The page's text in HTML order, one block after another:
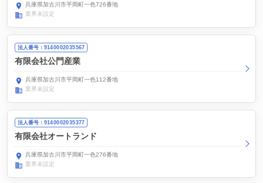
兵庫県加古川市平岡町一色726番地
業界未設定
法人番号：9140002035567
有限会社公門産業
兵庫県加古川市平岡町一色112番地
業界未設定
法人番号：9140002035377
有限会社オートランド
兵庫県加古川市平岡町一色276番地
業界未設定